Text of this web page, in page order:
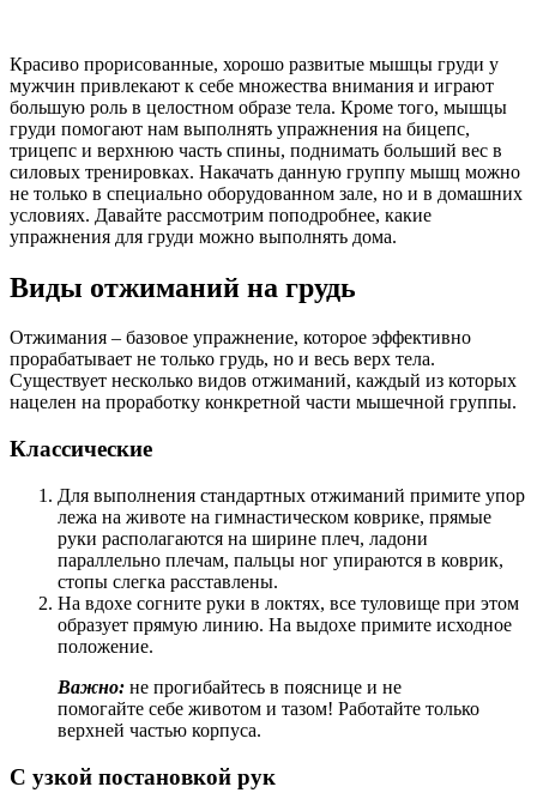
Красиво прорисованные, хорошо развитые мышцы груди у
мужчин привлекают к себе множества внимания и играют
большую роль в целостном образе тела. Кроме того, мышцы
груди помогают нам выполнять упражнения на бицепс,
трицепс и верхнюю часть спины, поднимать больший вес в
силовых тренировках. Накачать данную группу мышц можно
не только в специально оборудованном зале, но и в домашних
условиях. Давайте рассмотрим поподробнее, какие
упражнения для груди можно выполнять дома.
Виды отжиманий на грудь
Отжимания – базовое упражнение, которое эффективно
прорабатывает не только грудь, но и весь верх тела.
Существует несколько видов отжиманий, каждый из которых
нацелен на проработку конкретной части мышечной группы.
Классические
Для выполнения стандартных отжиманий примите упор
лежа на животе на гимнастическом коврике, прямые
руки располагаются на ширине плеч, ладони
параллельно плечам, пальцы ног упираются в коврик,
стопы слегка расставлены.
На вдохе согните руки в локтях, все туловище при этом
образует прямую линию. На выдохе примите исходное
положение.
Важно: не прогибайтесь в пояснице и не
помогайте себе животом и тазом! Работайте только
верхней частью корпуса.
С узкой постановкой рук